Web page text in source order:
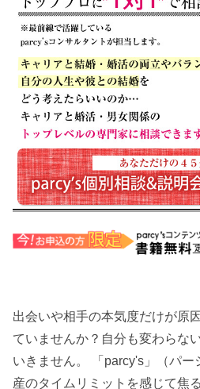
出会いや相手の本気度だけが原
ていませんか？自分も変わらな
いきません。 「parcy's」（パー
産のタイムリミットを感じて焦